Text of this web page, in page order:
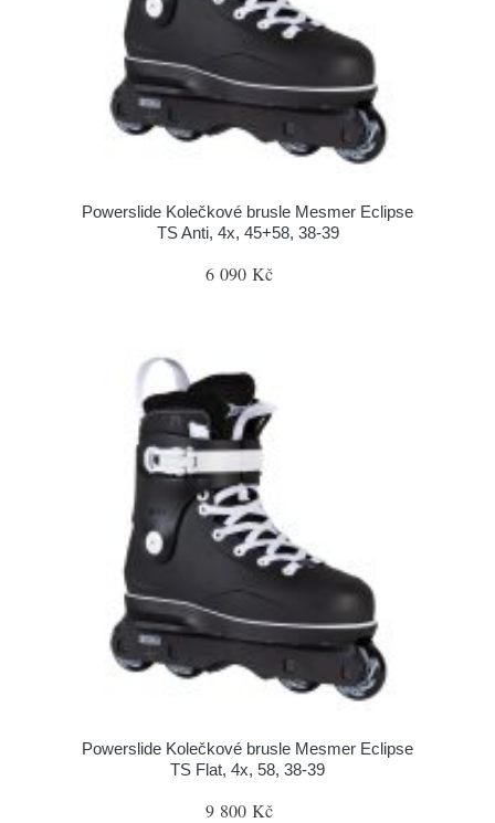
Powerslide Kolečkové brusle Mesmer Eclipse
TS Anti, 4x, 45+58, 38-39
6 090 Kč
Powerslide Kolečkové brusle Mesmer Eclipse
TS Flat, 4x, 58, 38-39
9 800 Kč